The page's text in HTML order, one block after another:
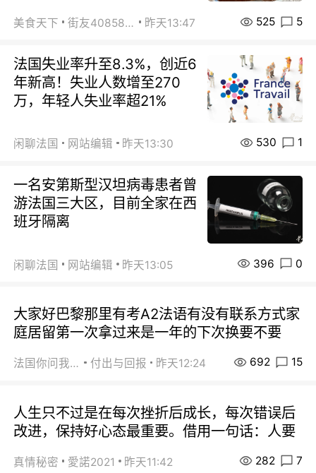
美食天下 街友40858442 昨天13:47 525 5
法国失业率升至8.3%，创近6
年新高！失业人数增至270
万，年轻人失业率超21%
闲聊法国 网站编辑 昨天13:30 530 1
一名安第斯型汉坦病毒患者曾
游法国三大区，目前全家在西
班牙隔离
闲聊法国 网站编辑 昨天13:05 396 0
大家好巴黎那里有考A2法语有没有联系方式家
庭居留第一次拿过来是一年的下次换要不要
法国你问我答 付出与回报 昨天12:24 692 15
人生只不过是在每次挫折后成长，每次错误后
改进，保持好心态最重要。借用一句话：人要
真情秘密 愛諾2021 昨天11:42 282 7